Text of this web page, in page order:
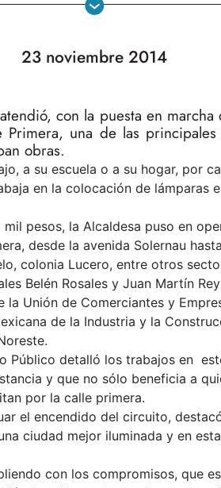
23 noviembre 2014
atendió, con la puesta en
una de las
obras.
a su escuela o a su hogar, por
en la colocación de lámparas
pesos, la Alcaldesa puso en
desde la avenida Solernau
colonia Lucero, entre otros
Belén Rosales y Juan Martín
Unión de Comerciantes y
de la Industria y la
Público detalló los trabajos en
y que no sólo beneficia a
por la calle primera.
el encendido del circuito,
ciudad mejor iluminada y en
con los compromisos, que